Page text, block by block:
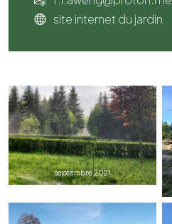
site internet du jardin
septembre 2021